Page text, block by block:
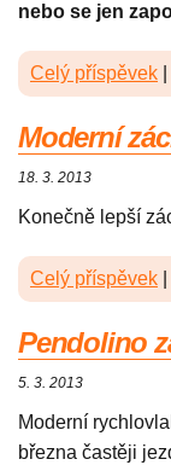
nebo se jen
Celý příspěvek
Moderní
18. 3. 2013
Konečně lepší
Celý příspěvek
Pendolino
5. 3. 2013
Moderní
března častěji